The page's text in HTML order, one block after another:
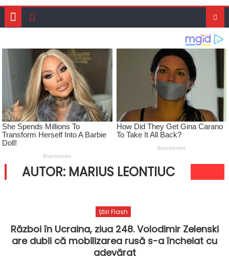
AUTOR: MARIUS LEONTIUC
Știri Flash
Război în Ucraina, ziua 248. Volodimir Zelenski
are dubii că mobilizarea rusă s-a încheiat cu
adevărat